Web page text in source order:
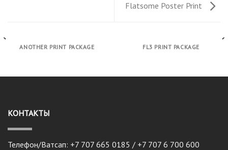
Flatsome Poster Print
ANOTHER PRINT PACKAGE FL3 PRINT PACKAGE
КОНТАКТЫ
Телефон/Ватсап: +7 707 665 0185 / +7 707 6 700 600